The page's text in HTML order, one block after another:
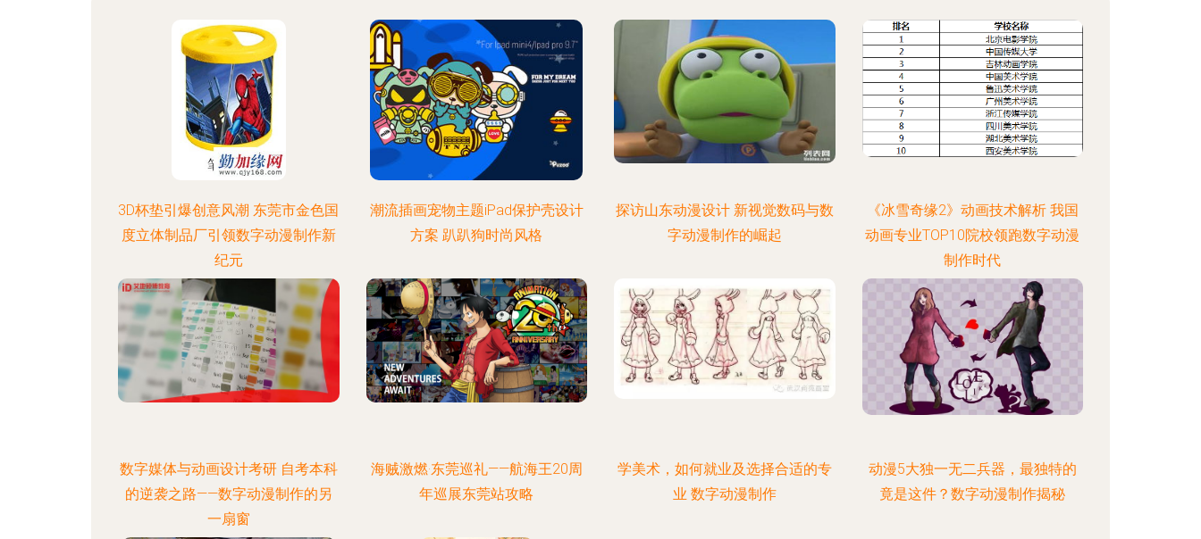
3D杯垫引爆创意风潮 东莞市金色国
度立体制品厂引领数字动漫制作新
纪元
潮流插画宠物主题iPad保护壳设计
方案 趴趴狗时尚风格
探访山东动漫设计 新视觉数码与数
字动漫制作的崛起
《冰雪奇缘2》动画技术解析 我国
动画专业TOP10院校领跑数字动漫
制作时代
数字媒体与动画设计考研 自考本科
的逆袭之路——数字动漫制作的另
一扇窗
海贼激燃·东莞巡礼——航海王20周
年巡展东莞站攻略
学美术，如何就业及选择合适的专
业 数字动漫制作
动漫5大独一无二兵器，最独特的
竟是这件？数字动漫制作揭秘